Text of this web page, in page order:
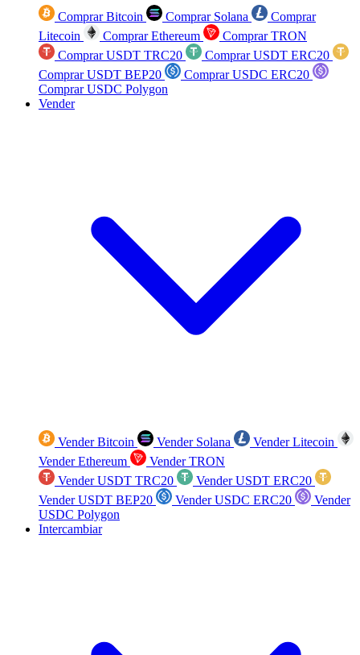
Comprar Bitcoin Comprar Solana
Comprar
Litecoin
Comprar Ethereum
Comprar TRON
Comprar USDT TRC20
Comprar USDT ERC20
Comprar USDT BEP20
Comprar USDC ERC20
Comprar USDC Polygon
Vender
Vender Bitcoin Vender Solana
Vender Litecoin
Vender Ethereum
Vender TRON
Vender USDT TRC20
Vender USDT ERC20
Vender USDT BEP20
Vender USDC ERC20
Vender
USDC Polygon
Intercambiar